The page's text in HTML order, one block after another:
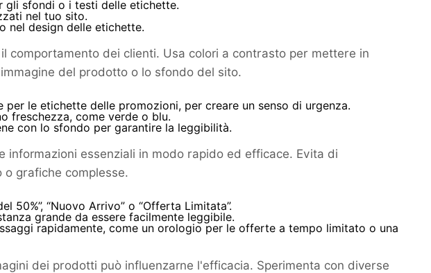
gli sfondi o i testi delle etichette.
nel tuo sito.
nel design delle etichette.
comportamento dei clienti. Usa colori a contrasto per mettere in
del prodotto o lo sfondo del sito.
le etichette delle promozioni, per creare un senso di urgenza.
freschezza, come verde o blu.
con lo sfondo per garantire la leggibilità.
essenziali in modo rapido ed efficace. Evita di
grafiche complesse.
50%”, “Nuovo Arrivo” o “Offerta Limitata”.
grande da essere facilmente leggibile.
rapidamente, come un orologio per le offerte a tempo limitato o una
dei prodotti può influenzarne l'efficacia. Sperimenta con diverse